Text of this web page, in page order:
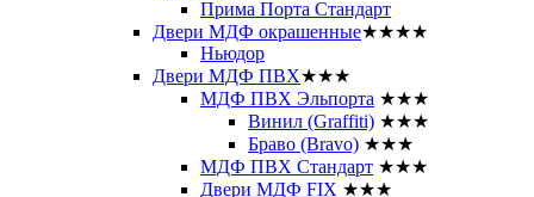
Прима Порта Стандарт
Двери МДФ окрашенные★★★★
Ньюдор
Двери МДФ ПВХ★★★
МДФ ПВХ Эльпорта ★★★
Винил (Graffiti) ★★★
Браво (Bravo) ★★★
МДФ ПВХ Стандарт ★★★
Двери МДФ FIX ★★★